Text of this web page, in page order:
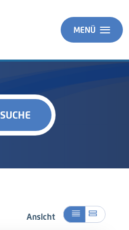
MENÜ
SUCHE
Ansicht